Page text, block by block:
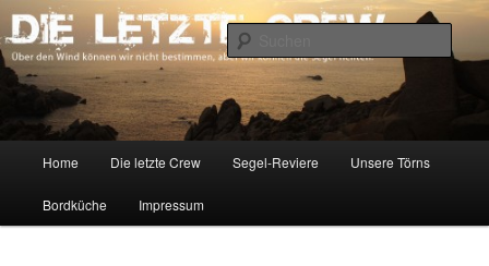
Zum
primären
Inhalt
springen
Zum
sekundären
Inhalt
springenDIE LETZTE CREW
Über den Wind können wir nicht bestimmen, aber wir können die Segel
richten.
Home Die letzte Crew Segel-Reviere Unsere Törns
Bordküche Impressum